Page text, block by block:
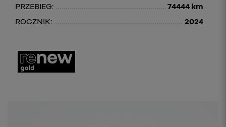
PRZEBIEG:
74444 km
ROCZNIK:
2024